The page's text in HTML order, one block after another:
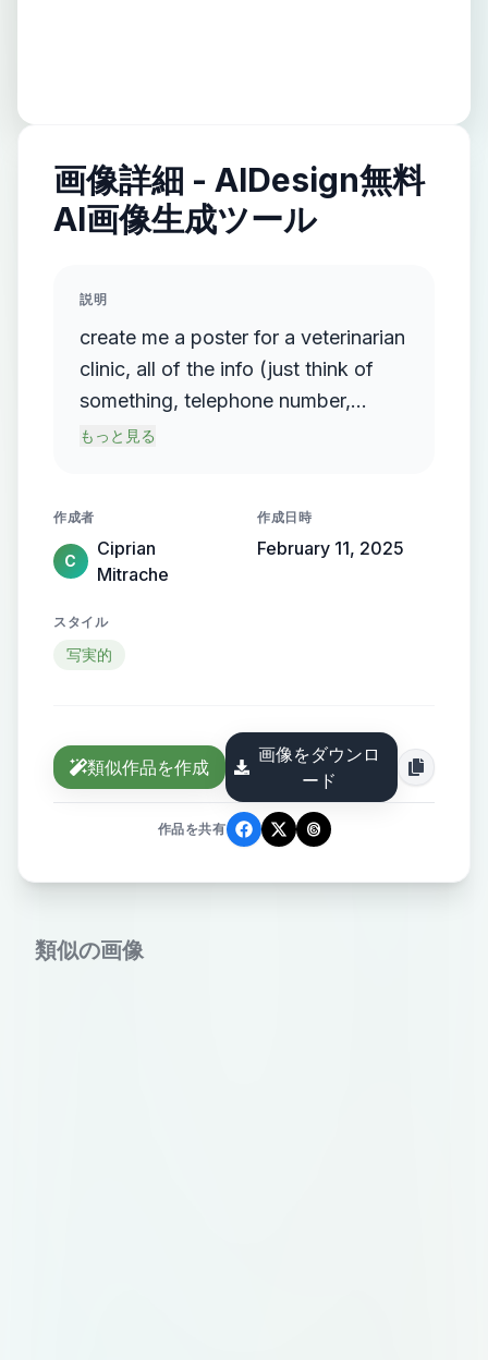
画像詳細 - AIDesign無料
AI画像生成ツール
説明
create me a poster for a veterinarian
clinic, all of the info (just think of
something, telephone number,
address, working times). The main
the price.
もっと見る
作成者
C
Ciprian
Mitrache
作成日時
February 11, 2025
スタイル
写実的
類似作品を作成
画像をダウンロ
ード
作品を共有
類似の画像